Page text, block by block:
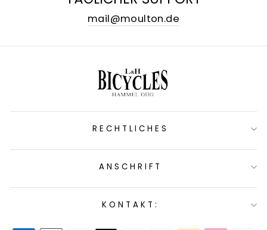
mail@moulton.de
RECHTLICHES
ANSCHRIFT
KONTAKT: